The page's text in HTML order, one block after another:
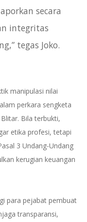
secara
integritas
tegas Joko.
manipulasi nilai
perkara sengketa
Bila terbukti,
etika profesi, tetapi
3 Undang-Undang
kerugian keuangan
para pejabat pembuat
transparansi,